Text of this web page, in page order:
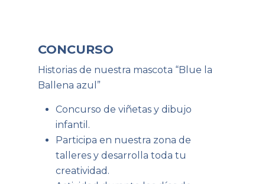
CONCURSO
Historias de nuestra mascota “Blue la
Ballena azul”
Concurso de viñetas y dibujo
infantil.
Participa en nuestra zona de
talleres y desarrolla toda tu
creatividad.